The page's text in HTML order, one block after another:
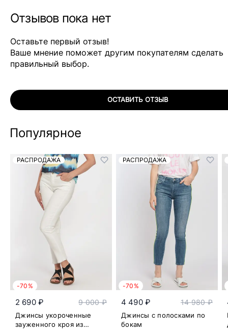
Отзывов пока нет
Оставьте первый отзыв!
Ваше мнение поможет другим покупателям сделать
правильный выбор.
ОСТАВИТЬ ОТЗЫВ
Популярное
РАСПРОДАЖА
-70%
2 690 ₽ 9 000 ₽
Джинсы укороченные
зауженного кроя из
РАСПРОДАЖА
-70%
4 490 ₽ 14 980 ₽
Джинсы с полосками по
бокам